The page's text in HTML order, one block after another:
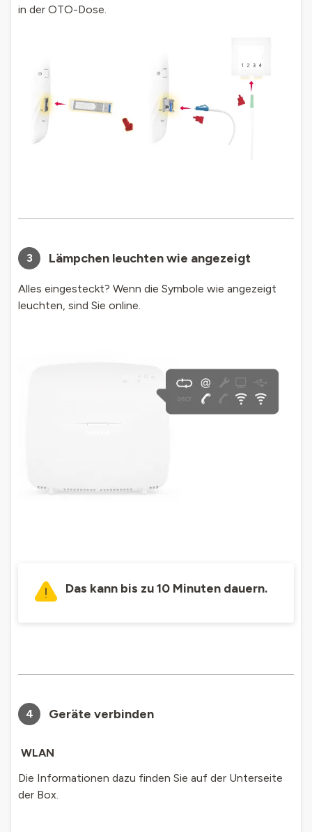
in der OTO-Dose.
3 Lämpchen leuchten wie angezeigt
Alles eingesteckt? Wenn die Symbole wie angezeigt
leuchten, sind Sie online.
Das kann bis zu 10 Minuten dauern.
4 Geräte verbinden
WLAN
Die Informationen dazu finden Sie auf der Unterseite
der Box.